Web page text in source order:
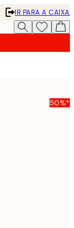
IR PARA A CAIXA
50%*